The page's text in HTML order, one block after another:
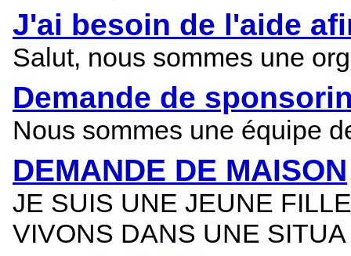
J'ai besoin de l'aide
Salut, nous sommes une
Demande de
Nous sommes une équipe
DEMANDE DE MAISON
JE SUIS UNE JEUNE
VIVONS DANS UNE SITUA